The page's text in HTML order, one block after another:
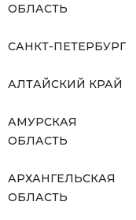
ОБЛАСТЬ
САНКТ-ПЕТЕРБУРГ
АЛТАЙСКИЙ КРАЙ
АМУРСКАЯ
ОБЛАСТЬ
АРХАНГЕЛЬСКАЯ
ОБЛАСТЬ